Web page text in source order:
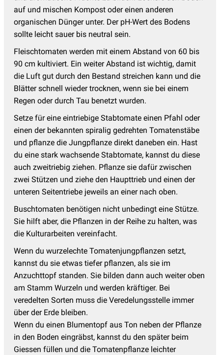
auf und mischen Kompost oder einen anderen
organischen Dünger unter. Der pH-Wert des Bodens
sollte leicht sauer bis neutral sein.
Fleischtomaten werden mit einem Abstand von 60 bis
90 cm kultiviert. Ein weiter Abstand ist wichtig, damit
die Luft gut durch den Bestand streichen kann und die
Blätter schnell wieder trocknen, wenn sie bei einem
Regen oder durch Tau benetzt wurden.
Setze für eine eintriebige Stabtomate einen Pfahl oder
einen der bekannten spiralig gedrehten Tomatenstäbe
und pflanze die Jungpflanze direkt daneben ein. Hast
du eine stark wachsende Stabtomate, kannst du diese
auch zweitriebig ziehen. Pflanze sie dafür zwischen
zwei Stützen und ziehe den Haupttrieb und einen der
unteren Seitentriebe jeweils an einer nach oben.
Buschtomaten benötigen nicht unbedingt eine Stütze.
Sie hilft aber, die Pflanzen in der Reihe zu halten, was
die Kulturarbeiten vereinfacht.
Wenn du wurzelechte Tomatenjungpflanzen setzt,
kannst du sie etwas tiefer pflanzen, als sie im
Anzuchttopf standen. Sie bilden dann auch weiter oben
am Stamm Wurzeln und werden kräftiger. Bei
veredelten Sorten muss die Veredelungsstelle immer
über der Erde bleiben.
Wenn du einen Blumentopf aus Ton neben der Pflanze
in den Boden eingräbst, kannst du den später beim
Giessen füllen und die Tomatenpflanze leichter